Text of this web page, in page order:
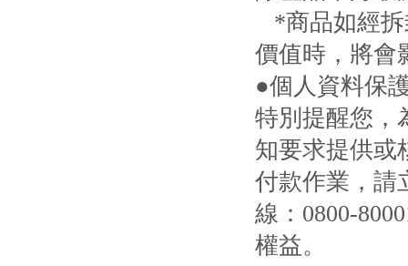
*商品如經拆
價值時，將會
●個人資料保
特別提醒您，
知要求提供或
付款作業，請
線：0800-
權益。